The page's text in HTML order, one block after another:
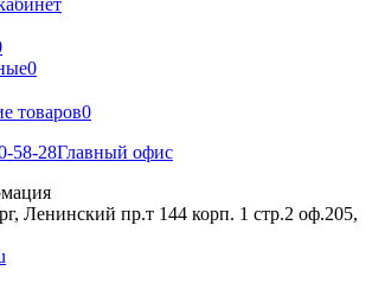
0
товаров0
58-28Главный офис
Ленинский пр.т 144 корп. 1 стр.2 оф.205,